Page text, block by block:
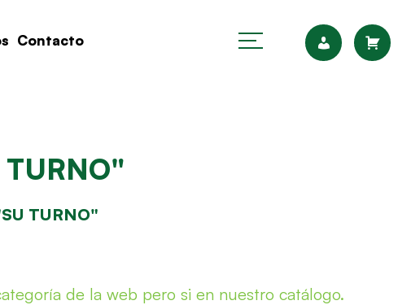
Contacto
TURNO"
de la web pero si en nuestro catálogo.